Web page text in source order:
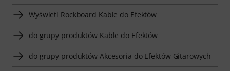
Wyświetl Rockboard Kable do Efektów
do grupy produktów Kable do Efektów
do grupy produktów Akcesoria do Efektów Gitarowych